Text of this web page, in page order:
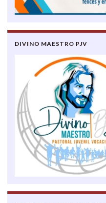
DIVINO MAESTRO PJV